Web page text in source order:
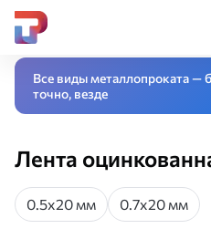
Главная
Все виды металлопроката —
точно, везде
Лента
0.5х20 мм 0.7х20 мм